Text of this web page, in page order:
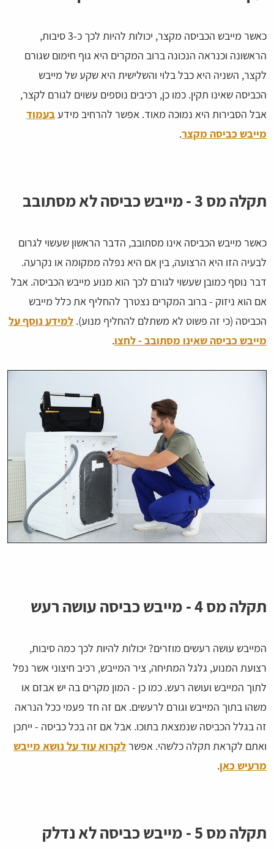
כאשר מייבש הכביסה מקצר, יכולות להיות לכך כ-3 סיבות,
הראשונה וכנראה הנכונה ברוב המקרים היא גוף חימום שגורם
לקצר, השניה היא כבל בלוי והשלישית היא שקע של מייבש
הכביסה שאינו תקין. כמו כן, רכיבים נוספים עשוים לגורם לקצר,
אבל הסבירות היא נמוכה מאוד. אפשר להרחיב מידעבעמוד
מייבש כביסה מקצר.
תקלה מס 3 - מייבש כביסה לא מסתובב
כאשר מייבש הכביסה אינו מסתובב, הדבר הראשון שעשוי לגרום
לבעיה הזו היא הרצועה, בין אם היא נפלה ממקומה או נקרעה.
דבר נוסף כמובן שעשוי לגורם לכך הוא מנוע מייבש הכביסה. אבל
אם הוא ניזוק - ברוב המקרים נצטרך להחליף את כלל מייבש
הכביסה (כי זה פשוט לא משתלם להחליף מנוע). למידע נוסף על
מייבש כביסה שאינו מסתובב - לחצו.
תקלה מס 4 - מייבש כביסה עושה רעש
המייבש עושה רעשים מוזרים? יכולות להיות לכך כמה סיבות,
רצועת המנוע, גלגל המתיחה, ציר המייבש, רכיב חיצוני אשר נפל
לתוך המייבש ועושה רעש. כמו כן - המון מקרים בה יש אבזם או
משהו בתוך המייבש וגורם לרעשים. אם זה חד פעמי ככל הנראה
זה בגלל הכביסה שנמצאת בתוכו. אבל אם זה בכל כביסה - ייתכן
ואתם לקראת תקלה כלשהי. אפשרלקרוא עוד על נושא מייבש
מרעיש כאן.
תקלה מס 5 - מייבש כביסה לא נדלק